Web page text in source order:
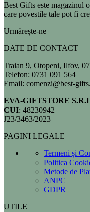
Best Gifts este magazinul
care povestile tale pot fi
Urmărește-ne
DATE DE CONTACT
Traian 9, Otopeni, Ilfov,
Telefon: 0731 091 564
Email: comenzi@best-
EVA-GIFTSTORE
CUI: 48230942
J23/3463/2023
PAGINI LEGALE
Termeni și
Politica
Metode de
ANPC
GDPR
UTILE